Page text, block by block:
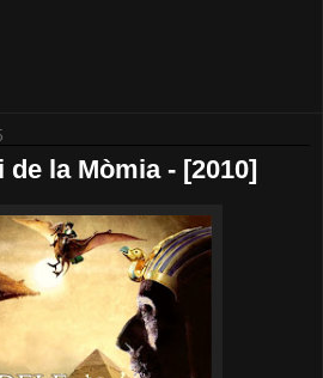
la Mòmia - [2010]